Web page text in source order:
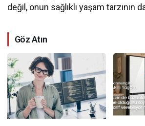
değil, onun sağlıklı yaşam tarzının
Göz Atın